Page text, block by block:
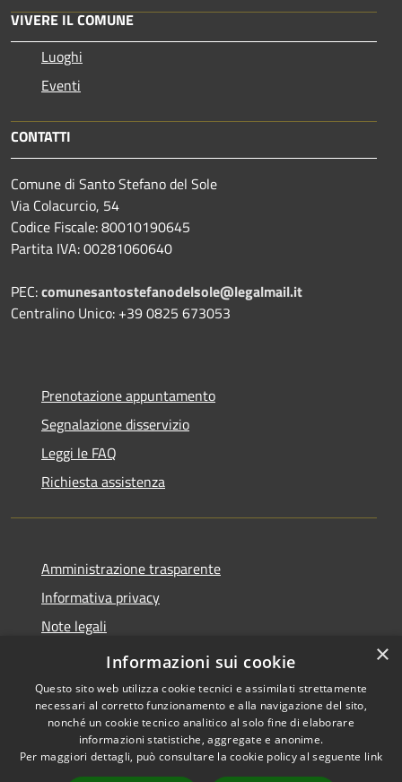
VIVERE IL COMUNE
Luoghi
Eventi
CONTATTI
Comune di Santo Stefano del Sole
Via Colacurcio, 54
Codice Fiscale: 80010190645
Partita IVA: 00281060640
PEC:comunesantostefanodelsole@legalmail.it
Centralino Unico: +39 0825 673053
Prenotazione appuntamento
Segnalazione disservizio
Leggi le FAQ
Richiesta assistenza
Amministrazione trasparente
Informativa privacy
Note legali
Dichiarazione di accessibilità
Accessibilità
Copyright © 2026 • Comune di
Santo Stefano del Sole •
×
Informazioni sui cookie
Questo sito web utilizza cookie tecnici e assimilati strettamente
necessari al corretto funzionamento e alla navigazione del sito,
nonché un cookie tecnico analitico al solo fine di elaborare
informazioni statistiche, aggregate e anonime.
Per maggiori dettagli, può consultare la cookie policy al seguente link